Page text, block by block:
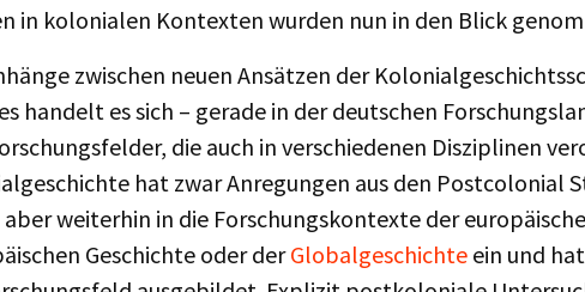
in kolonialen Kontexten wurden nun in den Blick
zwischen neuen Ansätzen der
handelt es sich – gerade in der deutschen
die auch in verschiedenen Disziplinen
hat zwar Anregungen aus den Postcolonial
weiterhin in die Forschungskontexte der
Geschichte oder derGlobalgeschichte ein und